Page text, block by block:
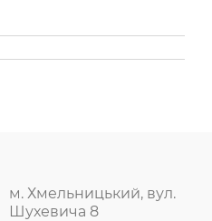
м. Хмельницький, вул.
Шухевича 8